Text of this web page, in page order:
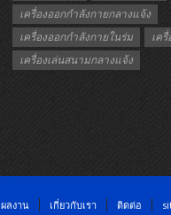
เครื่องออกกำลังกายกลางแจ้ง
เครื่องออกกำลังกายในร่ม
เค
เครื่องเล่นสนามกลางแจ้ง
ผลงาน เกี่ยวกับเรา ติดต่อ